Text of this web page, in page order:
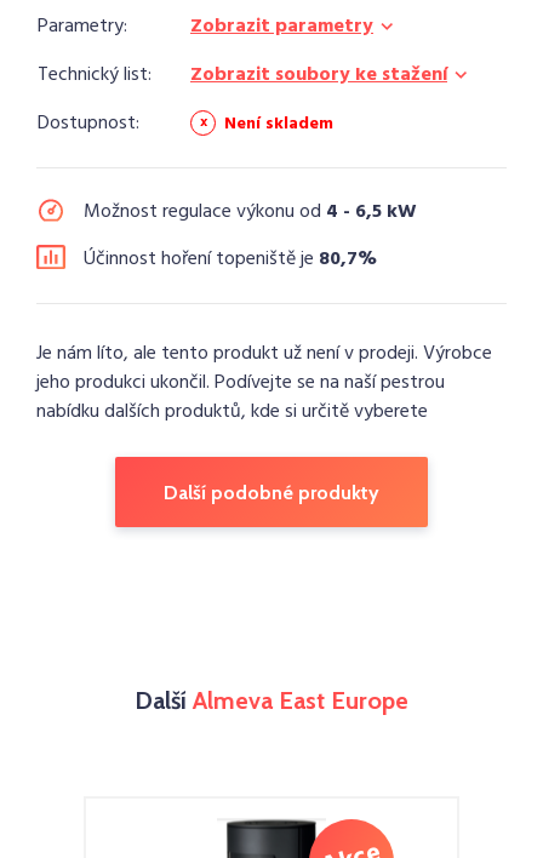
Parametry:
Zobrazit parametry
Technický list:
Zobrazit soubory ke stažení
Dostupnost:
Není skladem
Možnost regulace výkonu od 4 - 6,5 kW
Účinnost hoření topeniště je 80,7%
Je nám líto, ale tento produkt už není v prodeji. Výrobce
jeho produkci ukončil. Podívejte se na naší pestrou
nabídku dalších produktů, kde si určitě vyberete
Další podobné produkty
Další Almeva East Europe